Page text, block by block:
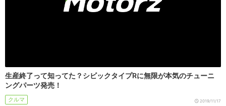
生産終了って知ってた？シビックタイプRに無限が本気のチューニ
ングパーツ発売！
クルマ 2019/11/17